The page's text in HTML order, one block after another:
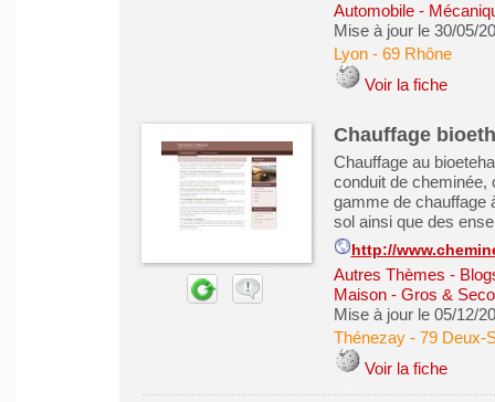
Automobile -
Mise à jour le 30/05/
Lyon- 69 Rhône
Voir la fiche
Chauffage
Chauffage au
conduit de cheminée,
gamme de chauffage
sol ainsi que des
http://
Autres Thèmes -
Maison - Gros &
Mise à jour le 05/12/
Thénezay- 79 Deux-
Voir la fiche